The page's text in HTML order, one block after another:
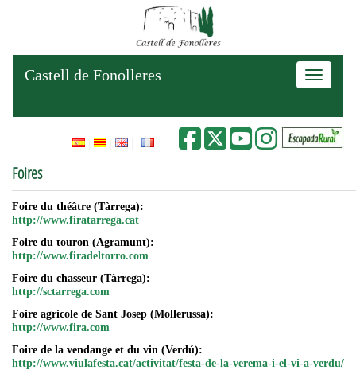
Toggle
Castell de Fonolleres
Foires
Foire du théâtre (Tàrrega):
http://www.firatarrega.cat
Foire du touron (Agramunt):
http://www.firadeltorro.com
Foire du chasseur (Tàrrega):
http://sctarrega.com
Foire agricole de Sant Josep (Mollerussa):
http://www.fira.com
Foire de la vendange et du vin (Verdú):
http://www.viulafesta.cat/activitat/festa-de-la-verema-i-el-vi-a-verdu/